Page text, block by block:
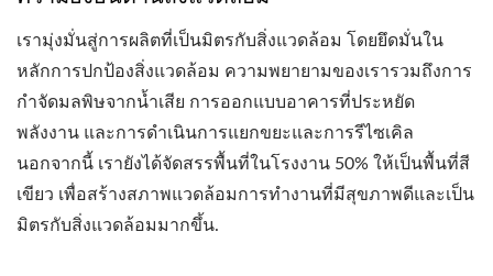
เรามุ่งมั่นสู่การผลิตที่เป็นมิตรกับสิ่งแวดล้อม โดยยึดมั่นใน
หลักการปกป้องสิ่งแวดล้อม ความพยายามของเรารวมถึงการ
กำจัดมลพิษจากน้ำเสีย การออกแบบอาคารที่ประหยัด
พลังงาน และการดำเนินการแยกขยะและการรีไซเคิล
นอกจากนี้ เรายังได้จัดสรรพื้นที่ในโรงงาน 50% ให้เป็นพื้นที่สี
เขียว เพื่อสร้างสภาพแวดล้อมการทำงานที่มีสุขภาพดีและเป็น
มิตรกับสิ่งแวดล้อมมากขึ้น.